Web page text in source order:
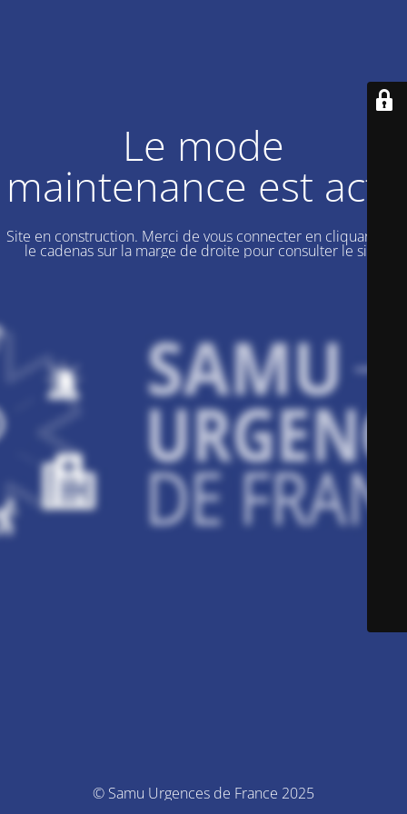
Le mode
maintenance est actif
Site en construction. Merci de vous connecter en cliquant sur
le cadenas sur la marge de droite pour consulter le site.
© Samu Urgences de France 2025